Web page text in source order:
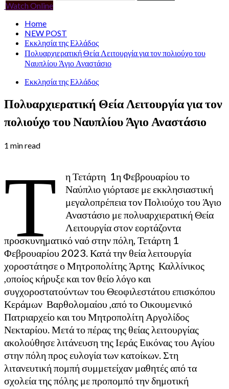
Watch Online
Home
NEW POST
Εκκλησία της Ελλάδος
Πολυαρχιερατική Θεία Λειτουργία για τον πολιούχο του
Ναυπλίου Άγιο Αναστάσιο
Εκκλησία της Ελλάδος
Πολυαρχιερατική Θεία Λειτουργία για τον
πολιούχο του Ναυπλίου Άγιο Αναστάσιο
1 min read
Τ
η Τετάρτη 1η Φεβρουαρίου το
Ναύπλιο γιόρτασε με εκκλησιαστική
μεγαλοπρέπεια τον Πολιούχο του Άγιο
Αναστάσιο με πολυαρχιερατική Θεία
Λειτουργία στον εορτάζοντα
προσκυνηματικό ναό στην πόλη, Τετάρτη 1
Φεβρουαρίου 2023. Κατά την θεία λειτουργία
χοροστάτησε ο Μητροπολίτης Άρτης Καλλίνικος
,οποίος κήρυξε και τον θείο λόγο και
συγχοροστατούντων του Θεοφιλεστάτου επισκόπου
Κεράμων Βαρθολομαίου ,από το Οικουμενικό
Πατριαρχείο και του Μητροπολίτη Αργολίδος
Νεκταρίου. Μετά το πέρας της θείας λειτουργίας
ακολούθησε λιτάνευση της Ιεράς Εικόνας του Αγίου
στην πόλη προς ευλογία των κατοίκων. Στη
λιτανευτική πομπή συμμετείχαν μαθητές από τα
σχολεία της πόλης με προπομπό την δημοτική